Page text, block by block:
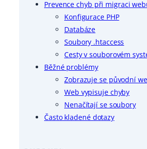
Prevence chyb při migraci
Konfigurace PHP
Databáze
Soubory .htaccess
Cesty v souborovém
Běžné problémy
Zobrazuje se původní
Web vypisuje chyby
Nenačítají se soubory
Často kladené dotazy